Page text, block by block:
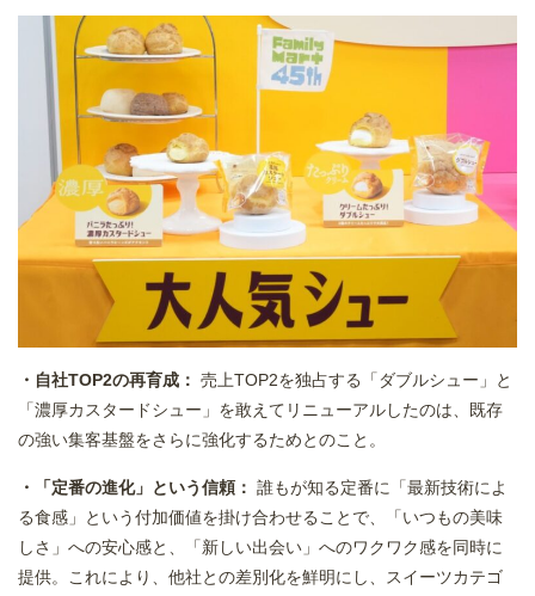
・自社TOP2の再育成： 売上TOP2を独占する「ダブルシュー」と
「濃厚カスタードシュー」を敢えてリニューアルしたのは、既存
の強い集客基盤をさらに強化するためとのこと。
・「定番の進化」という信頼： 誰もが知る定番に「最新技術によ
る食感」という付加価値を掛け合わせることで、「いつもの美味
しさ」への安心感と、「新しい出会い」へのワクワク感を同時に
提供。これにより、他社との差別化を鮮明にし、スイーツカテゴ